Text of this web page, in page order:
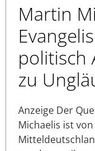
Martin
politisch
zu
Anzeige Der
Michaelis ist